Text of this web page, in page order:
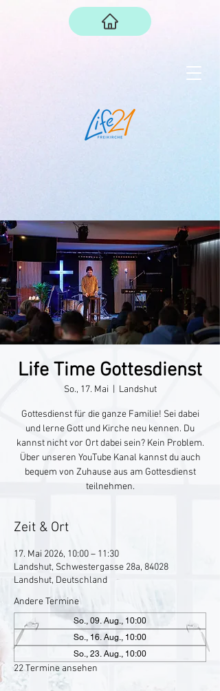
Life Time Gottesdienst
So., 17. Mai Landshut
Gottesdienst für die ganze Familie! Sei dabei
und lerne Gott und Kirche neu kennen. Du
kannst nicht vor Ort dabei sein? Kein Problem.
Über unseren YouTube Kanal kannst du auch
bequem von Zuhause aus am Gottesdienst
teilnehmen.
Zeit & Ort
17. Mai 2026, 10:00 – 11:30
Landshut, Schwestergasse 28a, 84028
Landshut, Deutschland
Andere Termine
So., 09. Aug., 10:00
So., 16. Aug., 10:00
So., 23. Aug., 10:00
22 Termine ansehen